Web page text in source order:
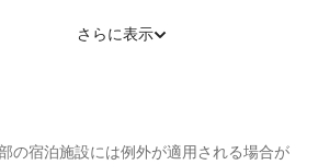
さらに表示
の宿泊施設には例外が適用される場合が